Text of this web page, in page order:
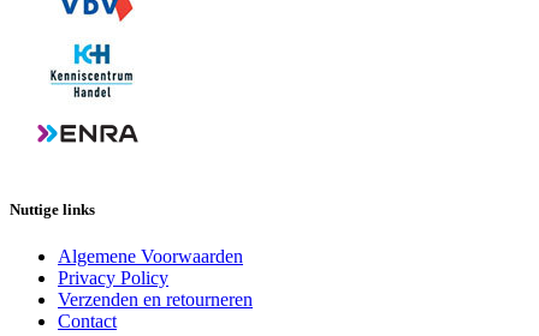
Nuttige links
Algemene Voorwaarden
Privacy Policy
Verzenden en retourneren
Contact